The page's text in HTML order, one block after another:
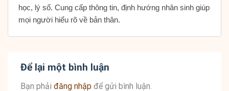
học, lý số. Cung cấp thông tin, định hướng nhân sinh giúp
mọi người hiểu rõ về bản thân.
Để lại một bình luận
Bạn phải đăng nhập để gửi bình luận.